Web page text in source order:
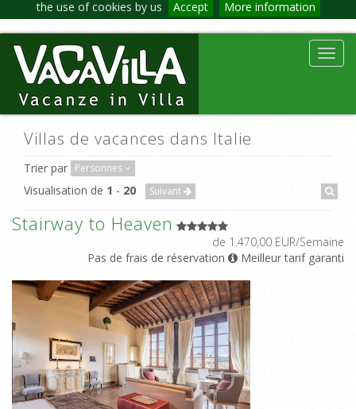
the use of cookies by us Accept More information
Villas de vacances dans Italie
Trier par Personnes
Visualisation de 1 - 20 Suivant
Stairway to Heaven
de 1.470,00 EUR/Semaine
Pas de frais de réservation
Meilleur tarif garanti